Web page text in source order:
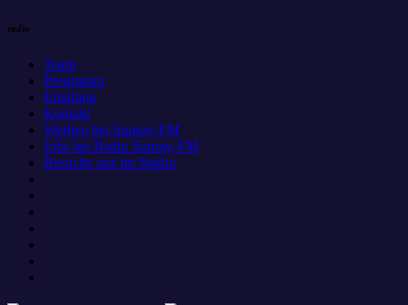
radio
Team
Programm
Empfang
Kontakt
Werben bei Sunray-FM
Jobs bei Radio Sunray-FM
Besuche uns im Studio